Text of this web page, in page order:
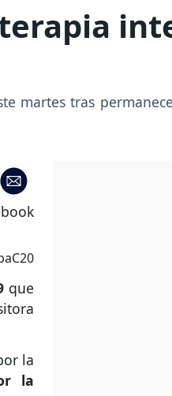
martes tras
que
la
la